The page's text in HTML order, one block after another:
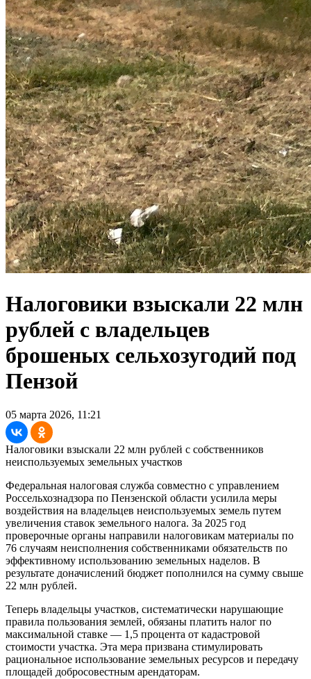
Налоговики взыскали 22 млн
рублей с владельцев
брошеных сельхозугодий под
Пензой
05 марта 2026, 11:21
Налоговики взыскали 22 млн рублей с собственников
неиспользуемых земельных участков
Федеральная налоговая служба совместно с управлением
Россельхознадзора по Пензенской области усилила меры
воздействия на владельцев неиспользуемых земель путем
увеличения ставок земельного налога. За 2025 год
проверочные органы направили налоговикам материалы по
76 случаям неисполнения собственниками обязательств по
эффективному использованию земельных наделов. В
результате доначислений бюджет пополнился на сумму свыше
22 млн рублей.
Теперь владельцы участков, систематически нарушающие
правила пользования землей, обязаны платить налог по
максимальной ставке — 1,5 процента от кадастровой
стоимости участка. Эта мера призвана стимулировать
рациональное использование земельных ресурсов и передачу
площадей добросовестным арендаторам.